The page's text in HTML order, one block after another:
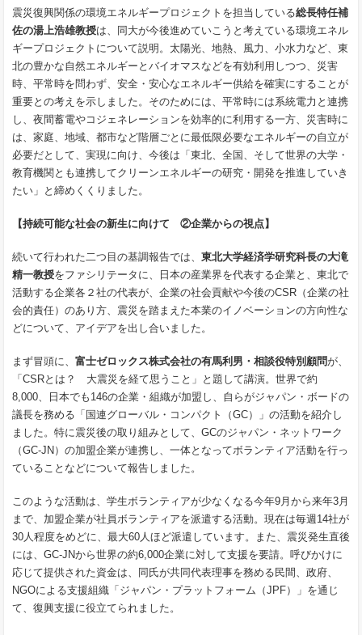
震災復興関係の環境エネルギープロジェクトを担当している総長特任補
佐の湯上浩雄教授は、同大が今後進めていこうと考えている環境エネル
ギープロジェクトについて説明。太陽光、地熱、風力、小水力など、東
北の豊かな自然エネルギーとバイオマスなどを有効利用しつつ、災害
時、平常時を問わず、安全・安心なエネルギー供給を確実にすることが
重要との考えを示しました。そのためには、平常時には系統電力と連携
し、夜間蓄電やコジェネレーションを効率的に利用する一方、災害時に
は、家庭、地域、都市など階層ごとに最低限必要なエネルギーの自立が
必要だとして、実現に向け、今後は「東北、全国、そして世界の大学・
教育機関とも連携してクリーンエネルギーの研究・開発を推進していき
たい」と締めくくりました。
【持続可能な社会の新生に向けて ②企業からの視点】
続いて行われた二つ目の基調報告では、 東北大学経済学研究科長の大滝
精一教授をファシリテータに、日本の産業界を代表する企業と、東北で
活動する企業各２社の代表が、企業の社会貢献や今後のCSR（企業の社
会的責任）のあり方、震災を踏まえた本業のイノベーションの方向性な
どについて、アイデアを出し合いました。
まず冒頭に、 富士ゼロックス株式会社の有馬利男・相談役特別顧問が、
「CSRとは？ 大震災を経て思うこと」と題して講演。世界で約
8,000、日本でも146の企業・組織が加盟し、自らがジャパン・ボードの
議長を務める「国連グローバル・コンパクト（GC）」の活動を紹介し
ました。特に震災後の取り組みとして、GCのジャパン・ネットワーク
（GC-JN）の加盟企業が連携し、一体となってボランティア活動を行っ
ていることなどについて報告しました。
このような活動は、学生ボランティアが少なくなる今年9月から来年3月
まで、加盟企業が社員ボランティアを派遣する活動。現在は毎週14社が
30人程度をめどに、最大60人ほど派遣しています。また、震災発生直後
には、GC-JNから世界の約6,000企業に対して支援を要請。呼びかけに
応じて提供された資金は、同氏が共同代表理事を務める民間、政府、
NGOによる支援組織「ジャパン・プラットフォーム（JPF）」を通じ
て、復興支援に役立てられました。